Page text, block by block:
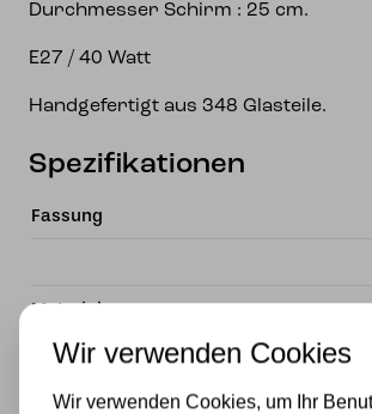
Durchmesser Schirm : 25 cm.
E27 / 40 Watt
Handgefertigt aus 348 Glasteile.
Spezifikationen
Fassung
Material
Stromversorgung
Wir verwenden Cookies
Wir verwenden Cookies, um Ihr